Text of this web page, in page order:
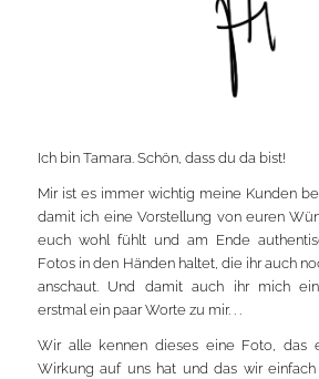
Ich bin Tamara. Schön, dass du da bist!
Mir ist es immer wichtig meine Kunden
damit ich eine Vorstellung von euren
euch wohl fühlt und am Ende
Fotos in den Händen haltet, die ihr auch
anschaut. Und damit auch ihr mich
erstmal ein paar Worte zu mir. . .
Wir alle kennen dieses eine Foto, das
Wirkung auf uns hat und das wir einfach